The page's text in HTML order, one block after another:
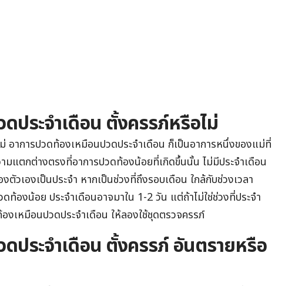
ประจําเดือน ตั้งครรภ์หรือไม่
อาการปวดท้องเหมือนปวดประจําเดือน ก็เป็นอาการหนึ่งของแม่ที่
มแตกต่างตรงที่อาการปวดท้องน้อยที่เกิดขึ้นนั้น ไม่มีประจำเดือน
ตัวเองเป็นประจำ หากเป็นช่วงที่ถึงรอบเดือน ใกล้กับช่วงเวลา
ท้องน้อย ประจำเดือนอาจมาใน 1-2วัน แต่ถ้าไม่ใช่ช่วงที่ประจำ
งเหมือนปวดประจําเดือน ให้ลองใช้ชุดตรวจครรภ์
ประจําเดือน ตั้งครรภ์ อันตรายหรือ